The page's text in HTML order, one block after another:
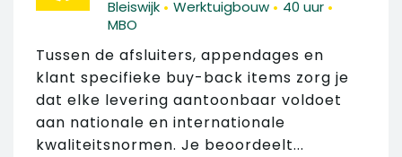
Bleiswijk • Werktuigbouw • 40 uur •
MBO
Tussen de afsluiters, appendages en
klant specifieke buy-back items zorg je
dat elke levering aantoonbaar voldoet
aan nationale en internationale
kwaliteitsnormen. Je beoordeelt...